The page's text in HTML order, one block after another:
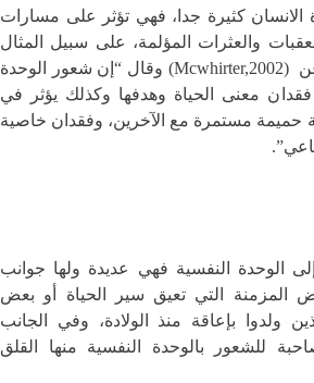
الانسان كثيرة جدا، فهي تؤثر على مسارات
والعثرات المؤلمة، على سبيل المثال
دراسة الباحثان (عجاج، فضيل،2020) نقلا عن (Mcwhirter,2002) وقال “إن شعور الوحدة
معنى الحياة وهدفها وكذلك يؤثر في
حميمة مستمرة مع الآخرين، وفقدان خاصية
الوحدة النفسية فهي عديدة ولها جوانب
المزمنة التي تعيق سير الحياة أو بعض
ولدوا بإعاقة منذ الولادة، وفي الجانب
للشعور بالوحدة النفسية منها القلق